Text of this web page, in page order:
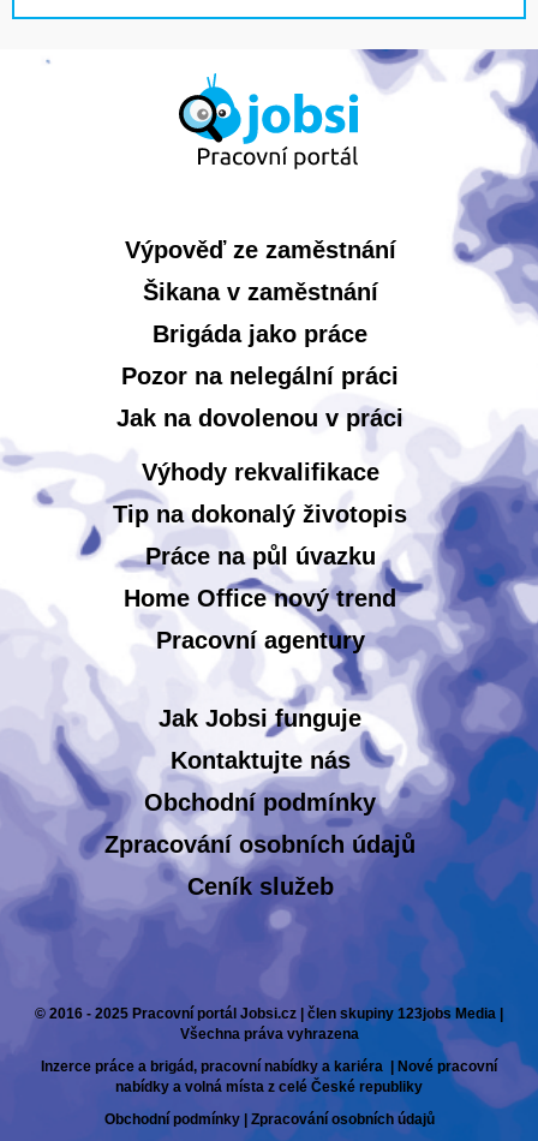
Výpověď ze zaměstnání
Šikana v zaměstnání
Brigáda jako práce
Pozor na nelegální práci
Jak na dovolenou v práci
Výhody rekvalifikace
Tip na dokonalý životopis
Práce na půl úvazku
Home Office nový trend
Pracovní agentury
Jak Jobsi funguje
Kontaktujte nás
Obchodní podmínky
Zpracování osobních údajů
Ceník služeb
© 2016 - 2025 Pracovní portál Jobsi.cz | člen skupiny 123jobs Media |
Všechna práva vyhrazena
Inzerce práce a brigád, pracovní nabídky a kariéra | Nové pracovní
nabídky a volná místa z celé České republiky
Obchodní podmínky| Zpracování osobních údajů